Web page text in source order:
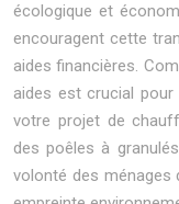
écologique et
encouragent cette
aides financières.
aides est crucial
votre projet de
des poêles à
volonté des ménages